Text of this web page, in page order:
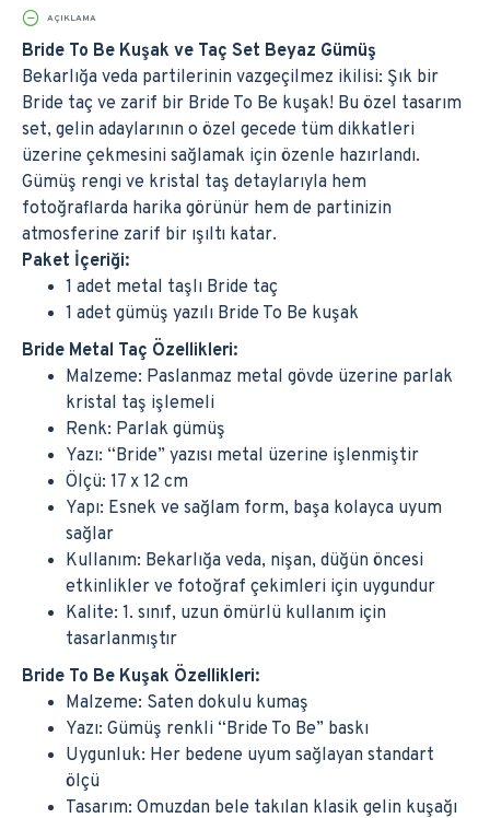
AÇIKLAMA
Bride To Be Kuşak ve Taç Set Beyaz Gümüş
Bekarlığa veda partilerinin vazgeçilmez ikilisi: Şık bir
Bride taç ve zarif bir Bride To Be kuşak! Bu özel tasarım
set, gelin adaylarının o özel gecede tüm dikkatleri
üzerine çekmesini sağlamak için özenle hazırlandı.
Gümüş rengi ve kristal taş detaylarıyla hem
fotoğraflarda harika görünür hem de partinizin
atmosferine zarif bir ışıltı katar.
Paket İçeriği:
1 adet metal taşlı Bride taç
1 adet gümüş yazılı Bride To Be kuşak
Bride Metal Taç Özellikleri:
Malzeme: Paslanmaz metal gövde üzerine parlak
kristal taş işlemeli
Renk: Parlak gümüş
Yazı: “Bride” yazısı metal üzerine işlenmiştir
Ölçü: 17 x 12 cm
Yapı: Esnek ve sağlam form, başa kolayca uyum
sağlar
Kullanım: Bekarlığa veda, nişan, düğün öncesi
etkinlikler ve fotoğraf çekimleri için uygundur
Kalite: 1. sınıf, uzun ömürlü kullanım için
tasarlanmıştır
Bride To Be Kuşak Özellikleri:
Malzeme: Saten dokulu kumaş
Yazı: Gümüş renkli “Bride To Be” baskı
Uygunluk: Her bedene uyum sağlayan standart
ölçü
Tasarım: Omuzdan bele takılan klasik gelin kuşağı